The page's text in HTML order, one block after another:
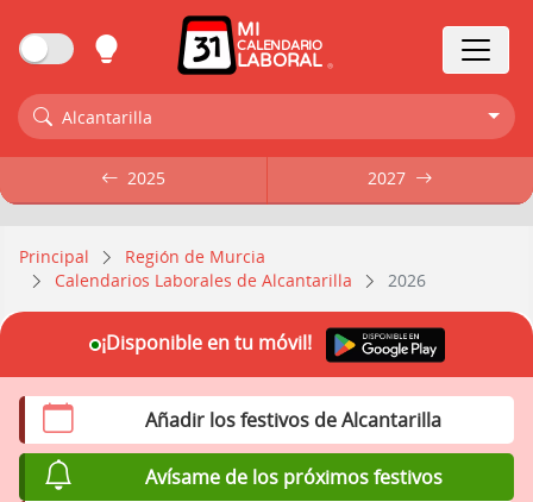
MI
CALENDARIO
LABORAL
Alcantarilla
Principal
Región de Murcia
Calendarios Laborales de Alcantarilla
2026
2025 2027
2025 2027
Añadir los festivos de Alcantarilla
Avísame de los próximos festivos
¡Disponible en tu móvil!